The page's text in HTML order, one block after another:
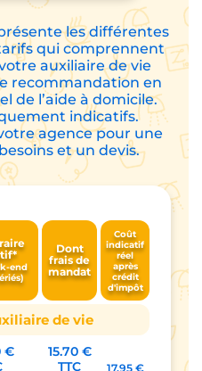
les différentes
qui comprennent
auxiliaire de vie
recommandation en
de l’aide à domicile.
indicatifs.
agence pour une
et un devis.
end
Dont
frais de
mandat
Coût
indicatif
réel
après
crédit
d'impôt
de vie
€
15.70 €
TTC